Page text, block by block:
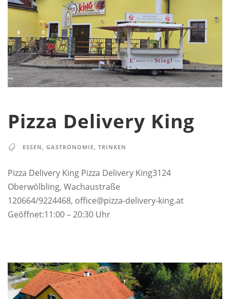
Pizza Delivery King
ESSEN GASTRONOMIE TRINKEN
Pizza Delivery King Pizza Delivery King3124
Oberwölbling, Wachaustraße
120664/9224468, office@pizza-delivery-king.at
Geöffnet:11:00 – 20:30 Uhr